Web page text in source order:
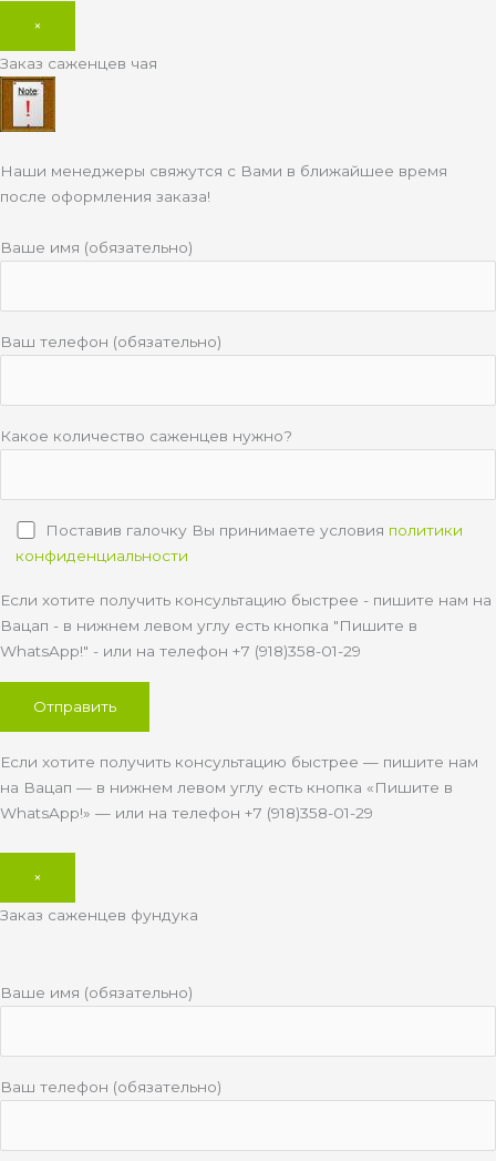
×
Заказ саженцев чая
Наши менеджеры свяжутся с Вами в ближайшее время
после оформления заказа!
Ваше имя (обязательно)
Ваш телефон (обязательно)
Какое количество саженцев нужно?
Поставив галочку Вы принимаете условия политики
конфиденциальности
Если хотите получить консультацию быстрее - пишите нам на
Вацап - в нижнем левом углу есть кнопка "Пишите в
WhatsApp!" - или на телефон +7 (918)358-01-29
Если хотите получить консультацию быстрее — пишите нам
на Вацап — в нижнем левом углу есть кнопка «Пишите в
WhatsApp!» — или на телефон +7 (918)358-01-29
×
Заказ саженцев фундука
Ваше имя (обязательно)
Ваш телефон (обязательно)